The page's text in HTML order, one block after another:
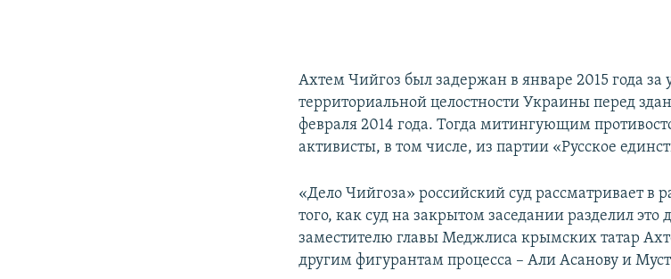
Ахтем Чийгоз был задержан в январе 2015 года
территориальной целостности Украины перед
февраля 2014 года. Тогда митингующим
активисты, в том числе, из партии «Русское
«Дело Чийгоза» российский суд рассматривает в
того, как суд на закрытом заседании разделил это
заместителю главы Меджлиса крымских татар
другим фигурантам процесса – Али Асанову и